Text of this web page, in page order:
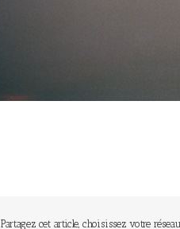
Partagez cet article, choisissez votre